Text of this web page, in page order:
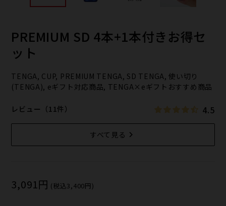
PREMIUM SD 4本+1本付きお得セ
ット
TENGA, CUP, PREMIUM TENGA, SD TENGA, 使い切り
(TENGA), eギフト対応商品, TENGA×eギフトおすすめ商品
レビュー（11件） 4.5
すべて見る
3,091円 (税込3,400円)